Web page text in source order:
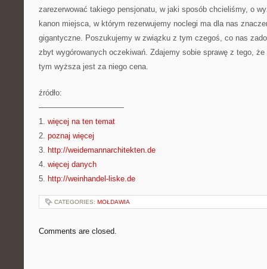
zarezerwować takiego pensjonatu, w jaki sposób chcieliśmy, o
kanon miejsca, w którym rezerwujemy noclegi ma dla nas
gigantyczne. Poszukujemy w związku z tym czegoś, co nas
zbyt wygórowanych oczekiwań. Zdajemy sobie sprawę z tego,
tym wyższa jest za niego cena.
źródło:
———————————
1. więcej na ten temat
2. poznaj więcej
3. http://weidemannarchitekten.de
4. więcej danych
5. http://weinhandel-liske.de
CATEGORIES: MOŁDAWIA
Comments are closed.